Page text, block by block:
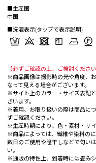
■生産国
中国
■洗濯表示(タップで表示説明)
【必ずご確認の上、ご検討ください
※商品画像は撮影時の光や角度、
なって見える場合がございます。
※サイト上のカラー・サイズ表記
ざいます。
※着用、お取り扱いの際は商品に
ずご確認ください。
※生産時期により、色・素材・サ
※商品によっては、繊維や染料の
数日のご使用や陰干しなどで匂い
い。
※通販の特性上、到着時には畳み